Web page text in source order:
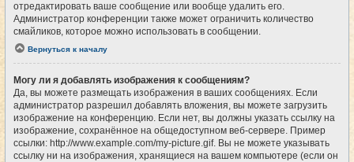
отредактировать ваше сообщение или вообще удалить его.
Администратор конференции также может ограничить количество
смайликов, которое можно использовать в сообщении.
Вернуться к началу
Могу ли я добавлять изображения к сообщениям?
Да, вы можете размещать изображения в ваших сообщениях. Если
администратор разрешил добавлять вложения, вы можете загрузить
изображение на конференцию. Если нет, вы должны указать ссылку на
изображение, сохранённое на общедоступном веб-сервере. Пример
ссылки: http://www.example.com/my-picture.gif. Вы не можете указывать
ссылку ни на изображения, хранящиеся на вашем компьютере (если он